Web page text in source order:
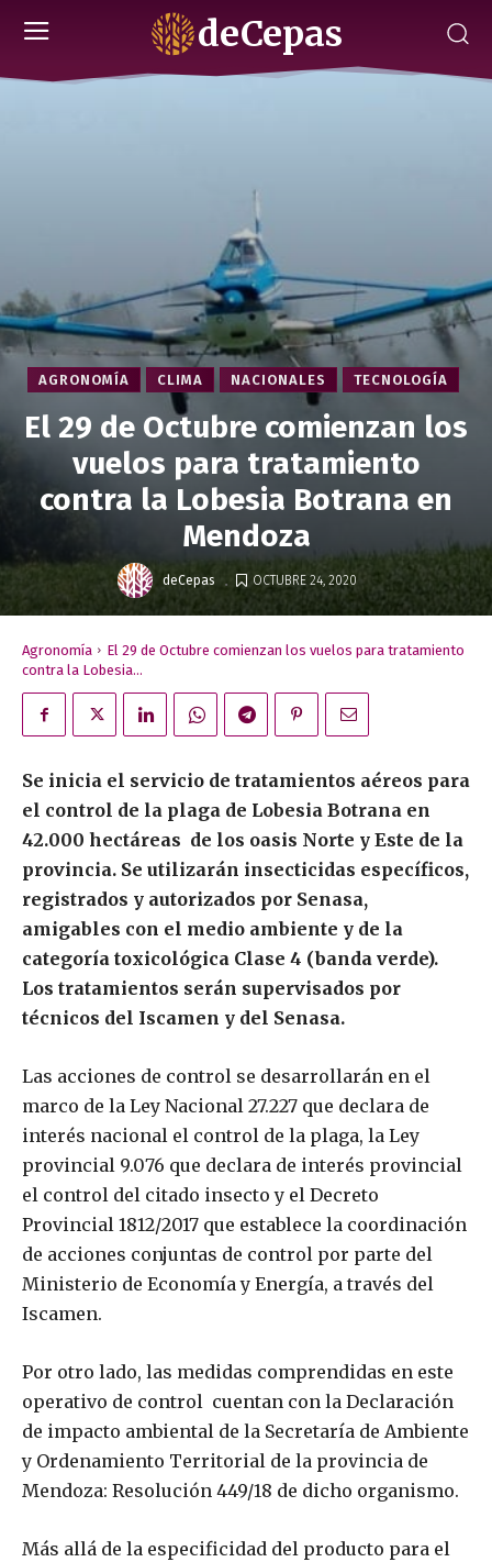
deCepas
AGRONOMÍA CLIMA NACIONALES TECNOLOGÍA
El 29 de Octubre comienzan los
vuelos para tratamiento
contra la Lobesia Botrana en
Mendoza
deCepas . OCTUBRE 24, 2020
Agronomía
El 29 de Octubre comienzan los vuelos para tratamiento
contra la Lobesia...
Se inicia el servicio de tratamientos aéreos para
el control de la plaga de Lobesia Botrana en
42.000 hectáreas de los oasis Norte y Este de la
provincia. Se utilizarán insecticidas específicos,
registrados y autorizados por Senasa,
amigables con el medio ambiente y de la
categoría toxicológica Clase 4 (banda verde).
Los tratamientos serán supervisados por
técnicos del Iscamen y del Senasa.
Las acciones de control se desarrollarán en el
marco de la Ley Nacional 27.227 que declara de
interés nacional el control de la plaga, la Ley
provincial 9.076 que declara de interés provincial
el control del citado insecto y el Decreto
Provincial 1812/2017 que establece la coordinación
de acciones conjuntas de control por parte del
Ministerio de Economía y Energía, a través del
Iscamen.
Por otro lado, las medidas comprendidas en este
operativo de control cuentan con la Declaración
de impacto ambiental de la Secretaría de Ambiente
y Ordenamiento Territorial de la provincia de
Mendoza: Resolución 449/18 de dicho organismo.
Más allá de la especificidad del producto para el